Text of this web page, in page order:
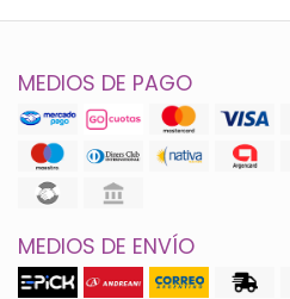
MEDIOS DE PAGO
MEDIOS DE ENVÍO